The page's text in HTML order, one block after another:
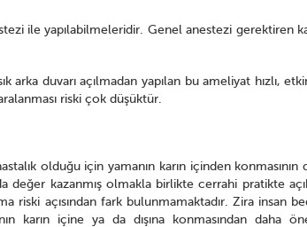
ile yapılabilmeleridir. Genel anestezi gerektiren
arka duvarı açılmadan yapılan bu ameliyat hızlı,
riski çok düşüktür.
olduğu için yamanın karın içinden konmasının
değer kazanmış olmakla birlikte cerrahi pratikte
riski açısından fark bulunmamaktadır. Zira insan
karın içine ya da dışına konmasından daha